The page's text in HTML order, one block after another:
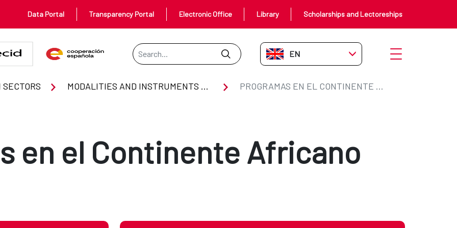
Data Portal Transparency Portal Electronic Office Library Scholarships and Lectoreships
Search Bar
EN-GB Open menu
MODALITIES AND INSTRUMENTS OF COOPERATION PROGRAMAS EN EL CONTINENTE AFRICANO
en el Continente Africano